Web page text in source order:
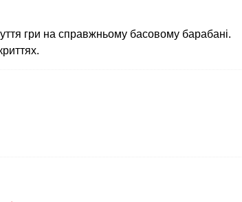
гри на справжньому басовому барабані.